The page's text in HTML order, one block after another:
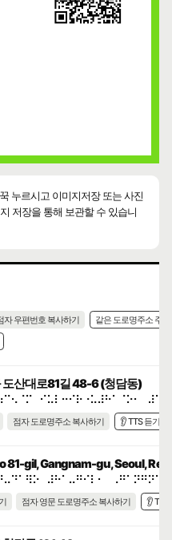
누르시고 이미지저장 또는 사진
저장을 통해 보관할 수 있습니
자 우편번호 복사하기
같은 도로명주소 주
도산대로81길 48-6 (청담동)
점자 도로명주소 복사하기 👂 TTS 듣기
gil, Gangnam-gu, Seoul,
점자 영문 도로명주소 복사하기 👂 TTS